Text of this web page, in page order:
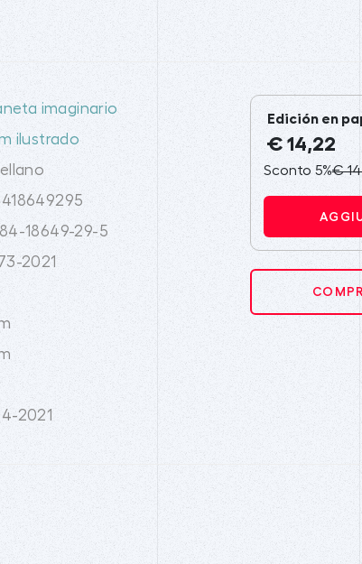
imaginario
ilustrado
18649-29-5
2021
2021
Edición en
€ 14,22
Sconto 5%€